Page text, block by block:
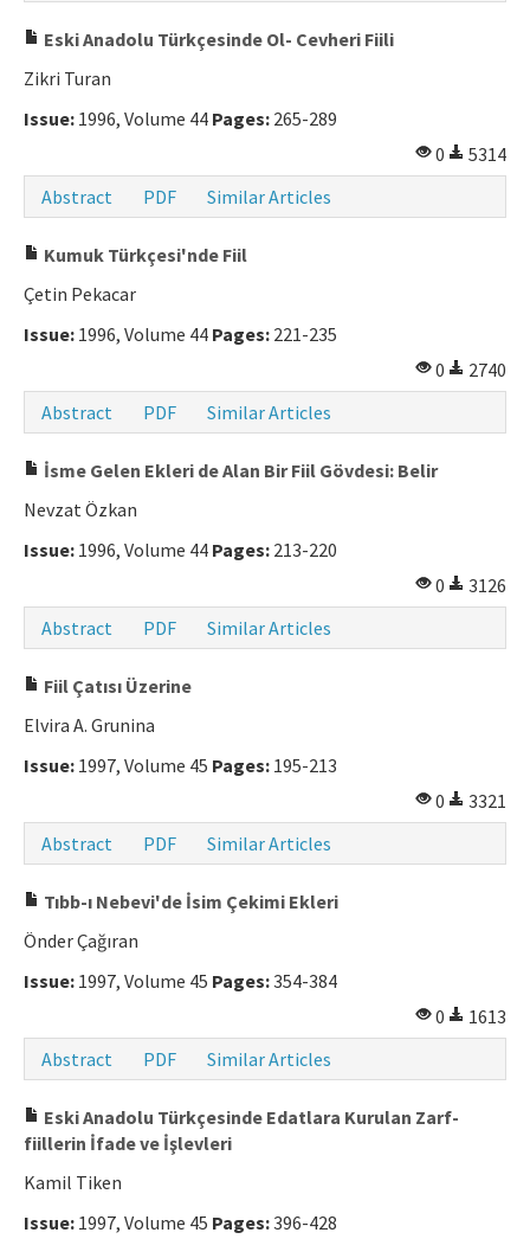
Eski Anadolu Türkçesinde Ol- Cevheri Fiili
Zikri Turan
Issue: 1996, Volume 44 Pages: 265-289
0
5314
Abstract
PDF Similar Articles
Kumuk Türkçesi'nde Fiil
Çetin Pekacar
Issue: 1996, Volume 44 Pages: 221-235
0
2740
Abstract
PDF Similar Articles
İsme Gelen Ekleri de Alan Bir Fiil Gövdesi: Belir
Nevzat Özkan
Issue: 1996, Volume 44 Pages: 213-220
0
3126
Abstract
PDF Similar Articles
Fiil Çatısı Üzerine
Elvira A. Grunina
Issue: 1997, Volume 45 Pages: 195-213
0
3321
Abstract
PDF Similar Articles
Tıbb-ı Nebevi'de İsim Çekimi Ekleri
Önder Çağıran
Issue: 1997, Volume 45 Pages:354-384
0
1613
Abstract
PDF Similar Articles
Eski Anadolu Türkçesinde Edatlara Kurulan Zarf-
fiillerin İfade ve İşlevleri
Kamil Tiken
Issue: 1997, Volume 45 Pages:396-428